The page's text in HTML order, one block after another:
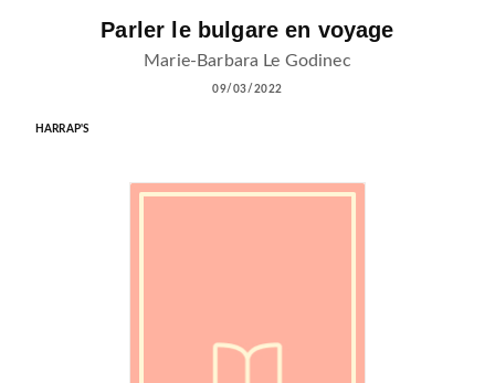
Parler le bulgare en voyage
Marie-Barbara Le Godinec
09/03/2022
HARRAP'S